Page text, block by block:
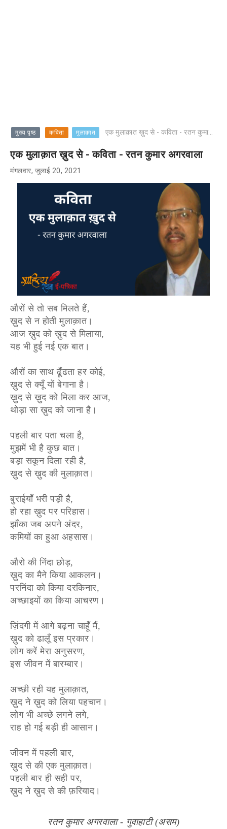
मुख्य पृष्ठ कविता मुलाक़ात एक मुलाक़ात ख़ुद से - कविता - रतन कुमार अगरवाला
एक मुलाक़ात ख़ुद से - कविता - रतन कुमार अगरवाला
मंगलवार, जुलाई 20, 2021
औरों से तो सब मिलते हैं,
ख़ुद से न होती मुलाक़ात।
आज ख़ुद को ख़ुद से मिलाया,
यह भी हुई नई एक बात।
औरों का साथ ढूँढता हर कोई,
ख़ुद से क्यूँ यों बेगाना है।
ख़ुद से ख़ुद को मिला कर आज,
थोड़ा सा ख़ुद को जाना है।
पहली बार पता चला है,
मुझमें भी है कुछ बात।
बड़ा सकून दिला रही है,
ख़ुद से ख़ुद की मुलाक़ात।
बुराईयाँ भरी पड़ी है,
हो रहा ख़ुद पर परिहास।
झाँका जब अपने अंदर,
कमियों का हुआ अहसास।
औरो की निंदा छोड़,
ख़ुद का मैने किया आकलन।
परनिंदा को किया दरकिनार,
अच्छाइयों का किया आचरण।
ज़िंदगी में आगे बढ़ना चाहूँ मैं,
ख़ुद को ढालूँ इस प्रकार।
लोग करें मेरा अनुसरण,
इस जीवन में बारम्बार।
अच्छी रही यह मुलाक़ात,
ख़ुद ने ख़ुद को लिया पहचान।
लोग भी अच्छे लगने लगे,
राह हो गई बड़ी ही आसान।
जीवन में पहली बार,
ख़ुद से की एक मुलाक़ात।
पहली बार ही सही पर,
ख़ुद ने ख़ुद से की फ़रियाद।
रतन कुमार अगरवाला - गुवाहाटी (असम)